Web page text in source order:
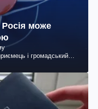
Росія може
і громадський